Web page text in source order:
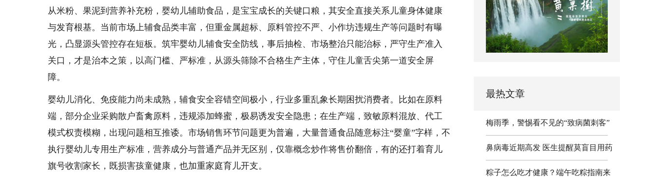
从米粉、果泥到营养补充粉，婴幼儿辅助食品，是宝宝成长的关键口粮，其安全直接关系儿童身体健康
与发育根基。当前市场上辅食品类丰富，但重金属超标、原料管控不严、小作坊违规生产等问题时有曝
光，凸显源头管控存在短板。筑牢婴幼儿辅食安全防线，事后抽检、市场整治只能治标，严守生产准入
关口，才是治本之策，以高门槛、严标准，从源头筛除不合格生产主体，守住儿童舌尖第一道安全屏
障。
婴幼儿消化、免疫能力尚未成熟，辅食安全容错空间极小，行业多重乱象长期困扰消费者。比如在原料
端，部分企业采购散户畜禽原料，违规添加蜂蜜，极易诱发安全隐患；在生产端，致敏原料混放、代工
模式权责模糊，出现问题相互推诿。市场销售环节问题更为普遍，大量普通食品随意标注“婴童”字样，不
执行婴幼儿专用生产标准，营养成分与普通产品并无区别，仅靠概念炒作将售价翻倍，有的还打着育儿
旗号收割家长，既损害孩童健康，也加重家庭育儿开支。
最热文章
梅雨季，警惕看不见的“致病菌刺客”
鼻病毒近期高发 医生提醒莫盲目用药
粽子怎么吃才健康？端午吃粽指南来